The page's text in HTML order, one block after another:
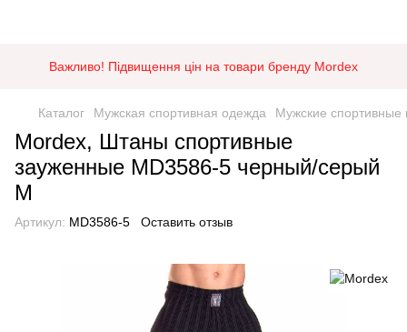
Важливо! Підвищення цін на товари бренду Mordex
Каталог Мужская спортивная одежда Мужские
Mordex, Штаны спортивные
зауженные MD3586-5 черный/серый
M
Артикул: MD3586-5 Оставить отзыв